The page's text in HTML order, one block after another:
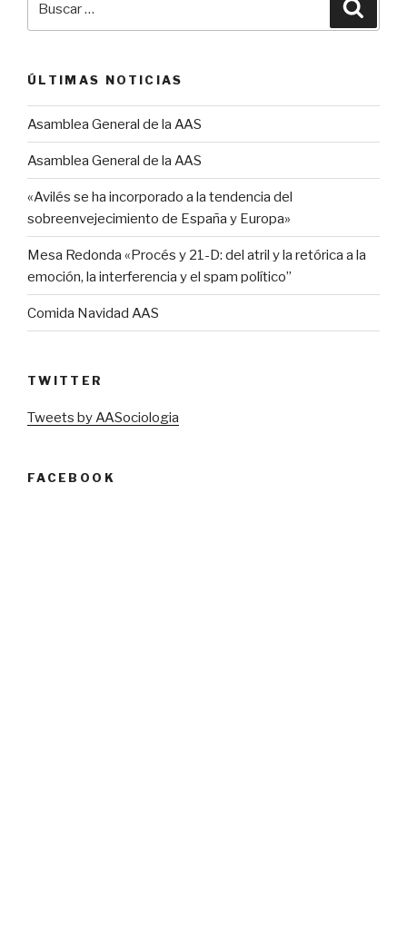
ÚLTIMAS NOTICIAS
Asamblea General de la AAS
Asamblea General de la AAS
«Avilés se ha incorporado a la tendencia del
sobreenvejecimiento de España y Europa»
Mesa Redonda «Procés y 21-D: del atril y la retórica a la
emoción, la interferencia y el spam político”
Comida Navidad AAS
TWITTER
Tweets by AASociologia
FACEBOOK